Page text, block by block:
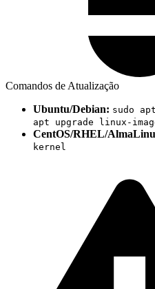
Comandos de Atualização
Ubuntu/Debian: sudo
apt upgrade linux-
CentOS/RHEL/
kernel